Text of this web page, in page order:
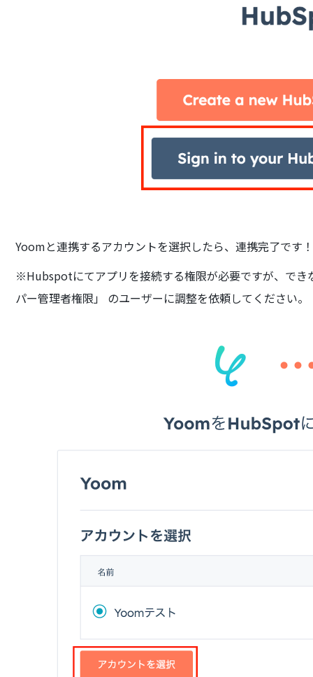
Yoomと連携するアカウントを選択したら、連携完了です
※Hubspotにてアプリを接続する権限が必要ですが、でき
パー管理者権限」 のユーザーに調整を依頼してください。